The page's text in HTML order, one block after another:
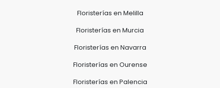
Floristerías en Melilla
Floristerías en Murcia
Floristerías en Navarra
Floristerías en Ourense
Floristerías en Palencia